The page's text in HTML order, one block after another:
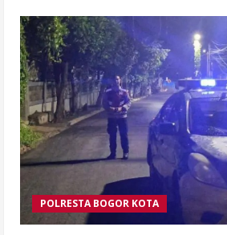
POLRESTA BOGOR KOTA